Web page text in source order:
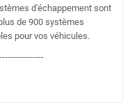
d'échappement sont
de 900 systèmes
pour vos véhicules.